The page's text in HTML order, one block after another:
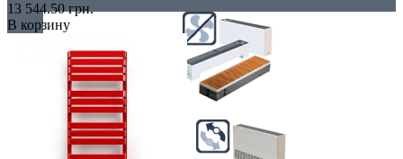
Без вентилятора
13 544.50 грн.
В корзину